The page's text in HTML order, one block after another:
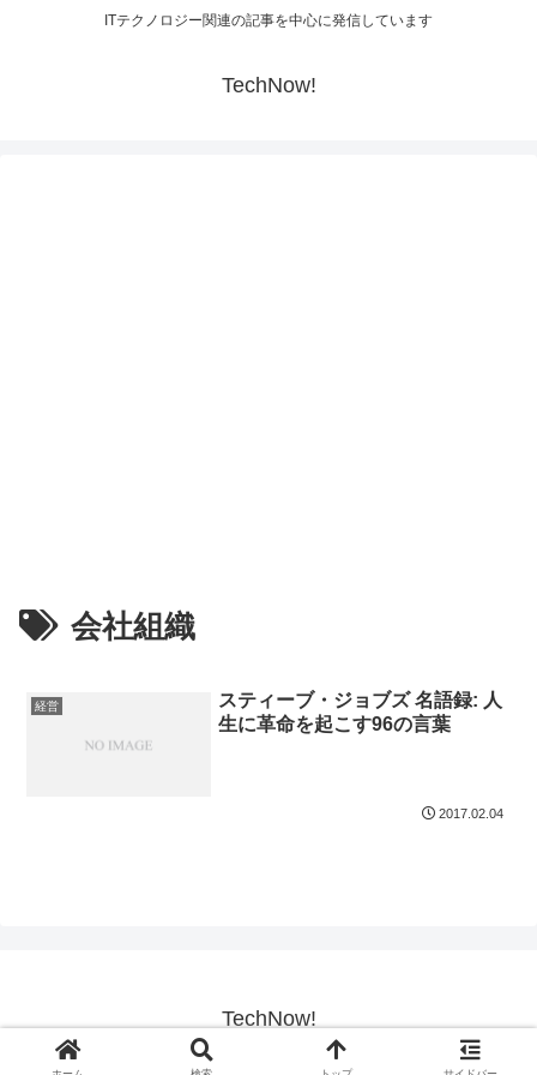
ITテクノロジー関連の記事を中心に発信しています
TechNow!
会社組織
経営
スティーブ・ジョブズ 名語録: 人
生に革命を起こす96の言葉
2017.02.04
TechNow!
© 2017-2026 TechNow!.